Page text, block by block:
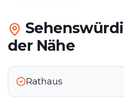
der Nähe
Rathaus